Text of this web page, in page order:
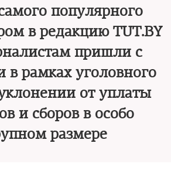
популярного
в редакцию TUT.BY
пришли с
в рамках уголовного
от уплаты
и сборов в особо
размере